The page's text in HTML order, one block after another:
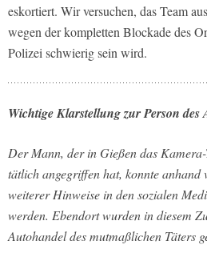
eskortiert. Wir versuchen, das Team
wegen der kompletten Blockade des
Polizei schwierig sein wird.
Wichtige Klarstellung zur Person des
Der Mann, der in Gießen das
tätlich angegriffen hat, konnte
weiterer Hinweise in den sozialen
werden. Ebendort wurden in diesem
Autohandel des mutmaßlichen Täters